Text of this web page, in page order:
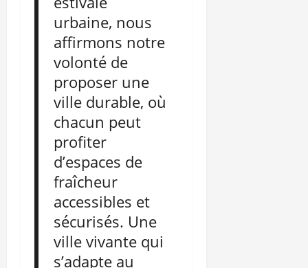
urbaine, nous
affirmons notre
volonté de
proposer une
ville durable, où
chacun peut
profiter
d’espaces de
fraîcheur
accessibles et
sécurisés. Une
ville vivante qui
s’adapte au